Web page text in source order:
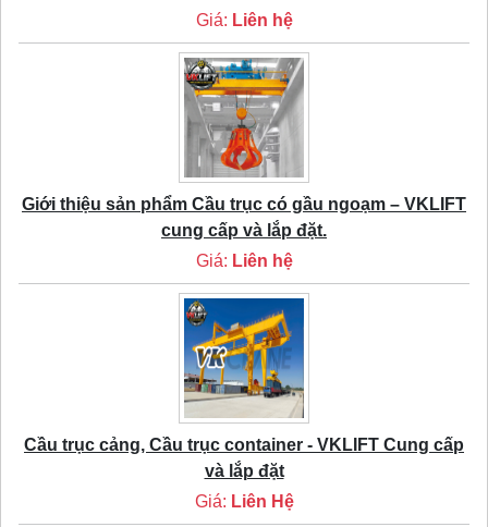
Giá: Liên hệ
Giới thiệu sản phẩm Cầu trục có gầu ngoạm – VKLIFT
cung cấp và lắp đặt.
Giá: Liên hệ
Cầu trục cảng, Cầu trục container - VKLIFT Cung cấp
và lắp đặt
Giá: Liên Hệ